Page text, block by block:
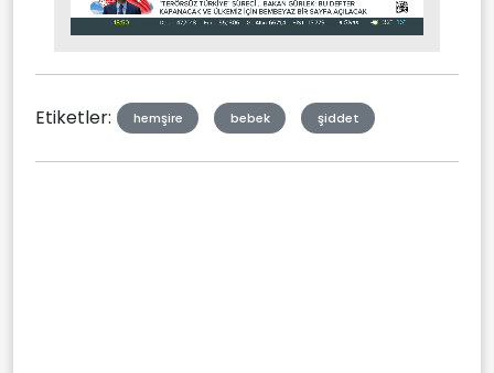
Mute Stream
Etiketler: hemşire bebek şiddet